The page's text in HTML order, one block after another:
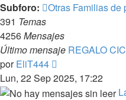
Subforo:
Otras Familias de
391 Temas
4256Mensajes
Último mensaje REGALO
porEliT444
último
mensaje
Lun, 22 Sep 2025, 17:22